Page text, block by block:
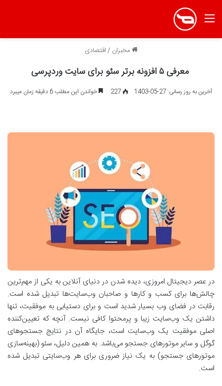
منو
مخبران /اقتصادی
معرفی ۵ افزونه برتر سئو برای سایت وردپرسی
آخرین به روز رسانی: 27-05-1403 227 خواندن این مطلب 6 دقیقه زمان میبرد
در عصر دیجیتال امروزی، دیده شدن در دنیای آنلاین به یکی از مهم‌ترین
چالش‌ها برای کسب و کارها و صاحبان وب‌سایت‌ها تبدیل شده است.
رقابت در فضای وب بسیار شدید است و برای دستیابی به موفقیت، تنها
داشتن یک وب‌سایت زیبا و پرمحتوا کافی نیست. آنچه که تعیین‌کننده
اصلی موفقیت یک وب‌سایت است، جایگاه آن در نتایج جستجوهای
گوگل و سایر موتورهای جستجو می‌باشد. به همین دلیل، سئو (بهینه‌سازی
موتورهای جستجو) به یک نیاز ضروری برای هر وب‌سایتی تبدیل شده
است.